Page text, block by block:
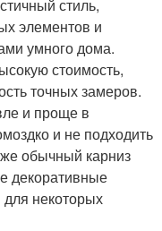
стиль,
элементов и
умного дома.
стоимость,
точных замеров.
и проще в
и не подходить
обычный карниз
декоративные
некоторых